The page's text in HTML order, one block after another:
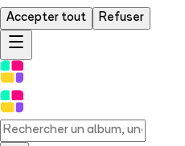
Accepter tout Refuser